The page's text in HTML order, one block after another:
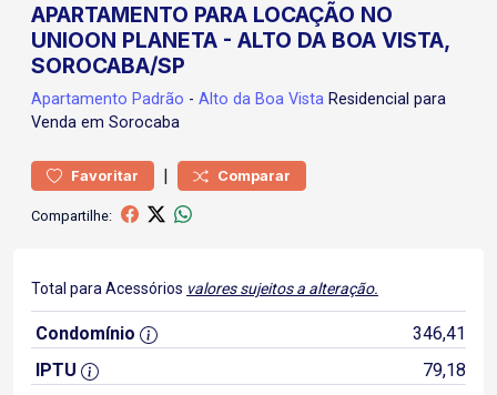
APARTAMENTO PARA LOCAÇÃO NO
UNIOON PLANETA - ALTO DA BOA VISTA,
SOROCABA/SP
Apartamento Padrão - Alto da Boa Vista Residencial para
Venda em Sorocaba
Favoritar | Comparar
Compartilhe:
Total para Acessórios valores sujeitos a alteração.
Condomínio
346,41
IPTU
79,18